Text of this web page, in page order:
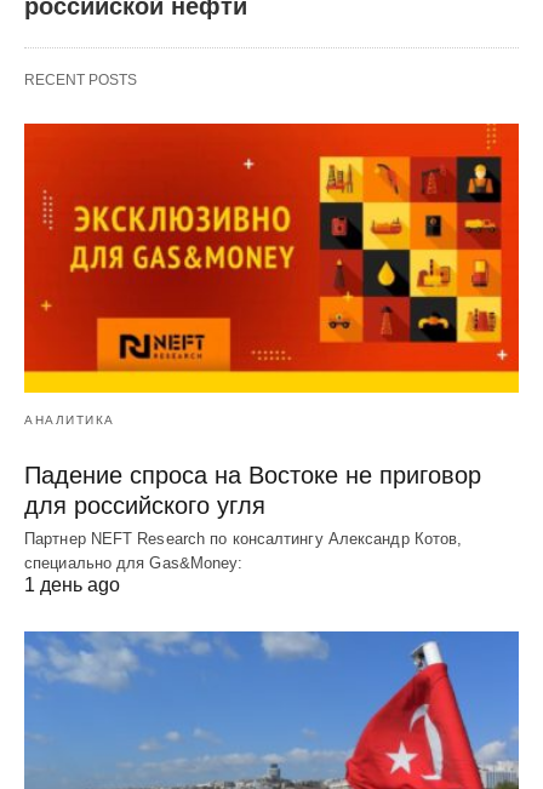
российской нефти
RECENT POSTS
АНАЛИТИКА
Падение спроса на Востоке не приговор
для российского угля
Партнер NEFT Research по консалтингу Александр Котов,
специально для Gas&Money:
1 день ago